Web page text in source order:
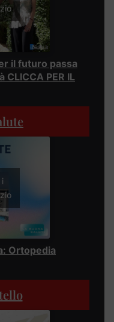
il futuro passa
PER IL
Ortopedia